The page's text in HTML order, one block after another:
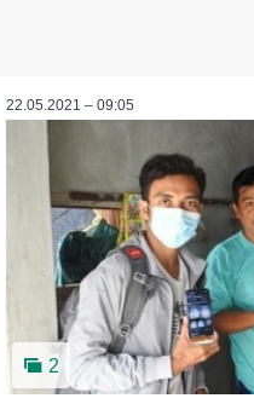
22.05.2021 – 09:05
2